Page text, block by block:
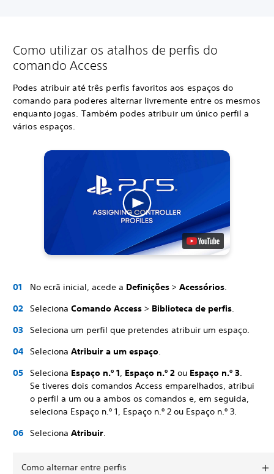
Como utilizar os atalhos de perfis do
comando Access
Podes atribuir até três perfis favoritos aos espaços do
comando para poderes alternar livremente entre os mesmos
enquanto jogas. Também podes atribuir um único perfil a
vários espaços.
No ecrã inicial, acede a Definições > Acessórios.
Seleciona Comando Access > Biblioteca de perfis.
Seleciona um perfil que pretendes atribuir um espaço.
Seleciona Atribuir a um espaço.
Seleciona Espaço n.º 1, Espaço n.º 2 ou Espaço n.º 3.
Se tiveres dois comandos Access emparelhados, atribui
o perfil a um ou a ambos os comandos e, em seguida,
seleciona Espaço n.º 1, Espaço n.º 2 ou Espaço n.º 3.
Seleciona Atribuir.
Como alternar entre perfis